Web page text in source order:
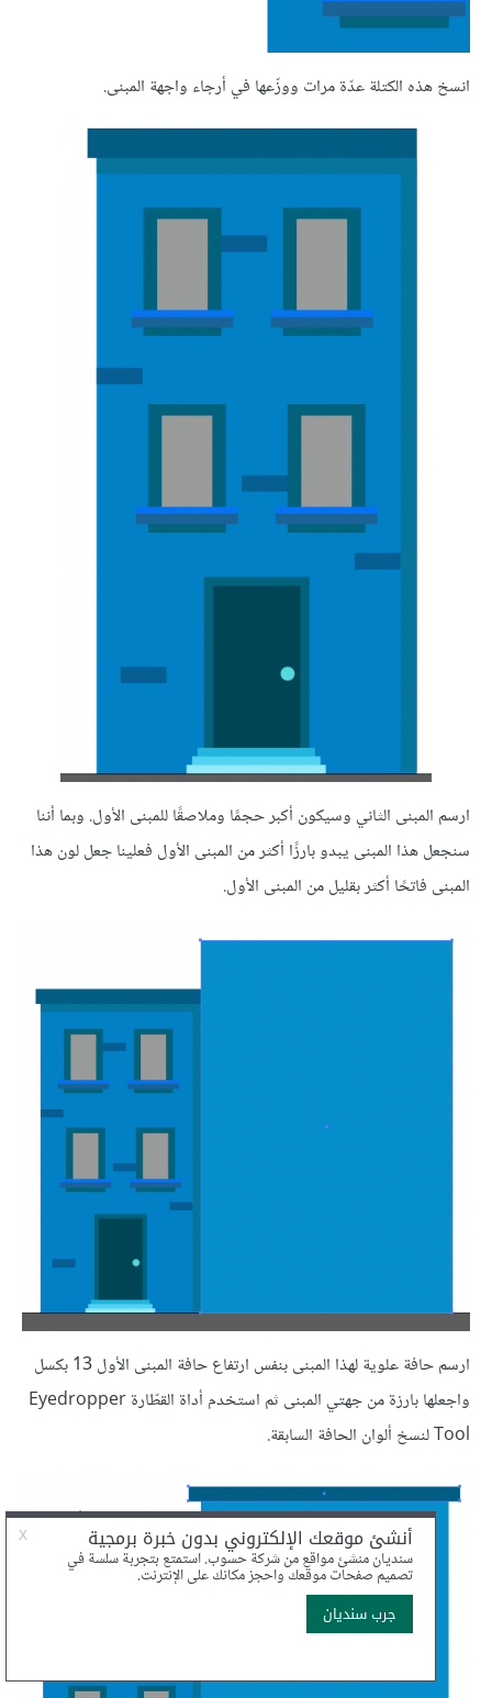
انسخ هذه الكتلة عدّة مرات ووزّعها في أرجاء واجهة المبنى.
ارسم المبنى الثاني وسيكون أكبر حجمًا وملاصقًا للمبنى الأول. وبما أننا
سنجعل هذا المبنى يبدو بارزًا أكثر من المبنى الأول فعلينا جعل لون هذا
المبنى فاتحًا أكثر بقليل من المبنى الأول.
ارسم حافة علوية لهذا المبنى بنفس ارتفاع حافة المبنى الأول 13 بكسل
واجعلها بارزة من جهتي المبنى ثم استخدم أداة القطّارة Eyedropper
Tool لنسخ ألوان الحافة السابقة.